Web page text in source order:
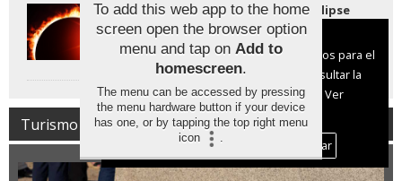
Proteger la vista durante el eclipse
solar: claves para no dañar la retina
Turismo
Aviso sobre el Uso de cookies:
Utilizamos cookies nuestras y de terceros para el
funcionamiento del digital. Puedes consultar la
lista de cookies y como desconectarlas.
Ver
nuestra Política de Privacidad y Cookies
Aceptar Cookies
Personalizar
To add this web app to the home
screen open the browser option
menu and tap on Add to
homescreen.
The menu can be accessed by pressing
the menu hardware button if your device
has one, or by tapping the top right menu
icon
.